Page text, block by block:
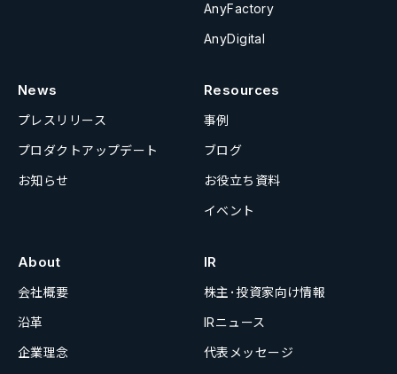
AnyFactory
AnyDigital
News
プレスリリース
プロダクトアップデート
お知らせ
Resources
事例
ブログ
お役立ち資料
イベント
About
会社概要
沿革
企業理念
IR
株主･投資家向け情報
IRニュース
代表メッセージ